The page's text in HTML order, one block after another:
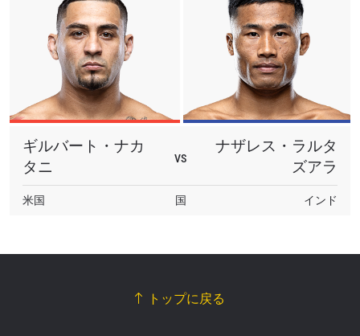
ギルバート・ナカ
タニ
VS
ナザレス・ラルタ
ズアラ
米国 国 インド
トップに戻る